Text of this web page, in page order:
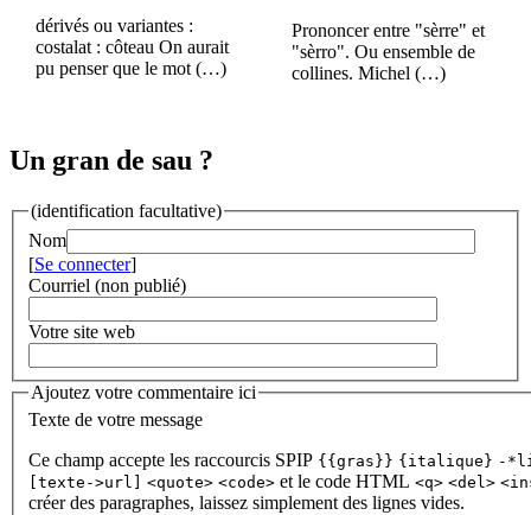
dérivés ou variantes :
costalat : côteau On aurait
pu penser que le mot (…)
Prononcer entre "sèrre" et
"sèrro". Ou ensemble de
collines. Michel (…)
Un gran de sau ?
(identification facultative)
Nom
[Se connecter]
Courriel (non publié)
Votre site web
Ajoutez votre commentaire ici
Texte de votre message
Ce champ accepte les raccourcis SPIP {{gras}} {italique} -
[texte->url]
<quote> <code> et le code HTML <q> <del>
créer des paragraphes, laissez simplement des lignes vides.